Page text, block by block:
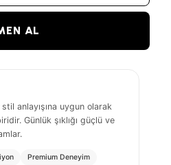
AL
anlayışına uygun olarak
Günlük şıklığı güçlü ve
Premium Deneyim